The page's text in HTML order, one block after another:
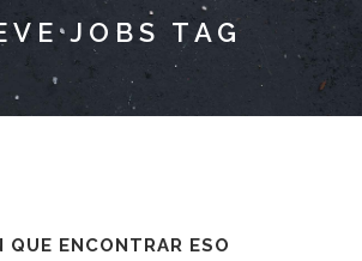
JOBS TAG
QUE ENCONTRAR ESO